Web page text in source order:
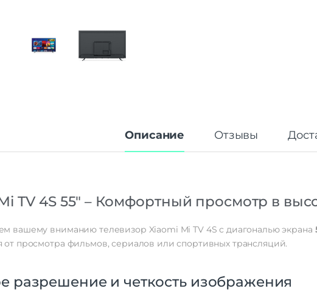
Описание Отзывы
TV 4S 55″ – Комфортный просмотр в
вашему вниманию телевизор Xiaomi Mi TV 4S с диагональю экрана
от просмотра фильмов, сериалов или спортивных трансляций.
разрешение и четкость изображения